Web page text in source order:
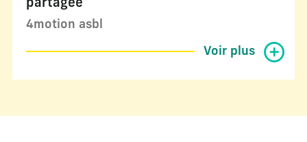
partagée
4motion asbl
Voir plus